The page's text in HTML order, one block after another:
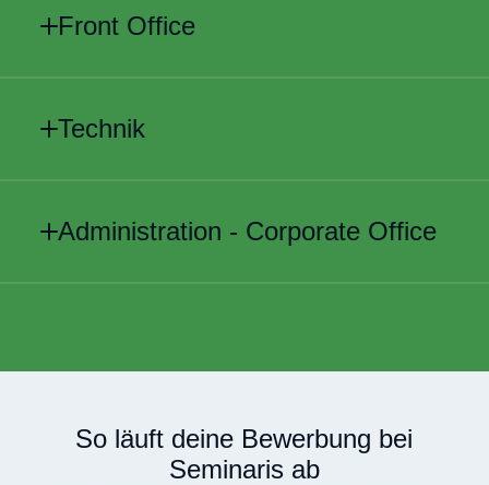
Front Office
Technik
Administration - Corporate Office
So läuft deine Bewerbung bei
Seminaris ab